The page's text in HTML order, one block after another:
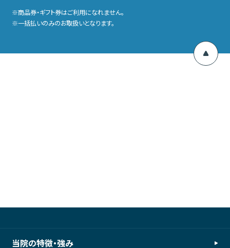
商品券・ギフト券はご利用になれません。
一括払いのみのお取扱いとなります。
当院の特徴・強み